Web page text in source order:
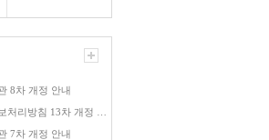
8차 개정 안내
7차 개정 안내